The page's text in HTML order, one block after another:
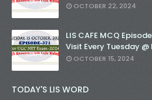
OCTOBER 22, 2024
LIS CAFE MCQ
Visit Every Tuesday @
OCTOBER 15, 2024
TODAY'S LIS WORD